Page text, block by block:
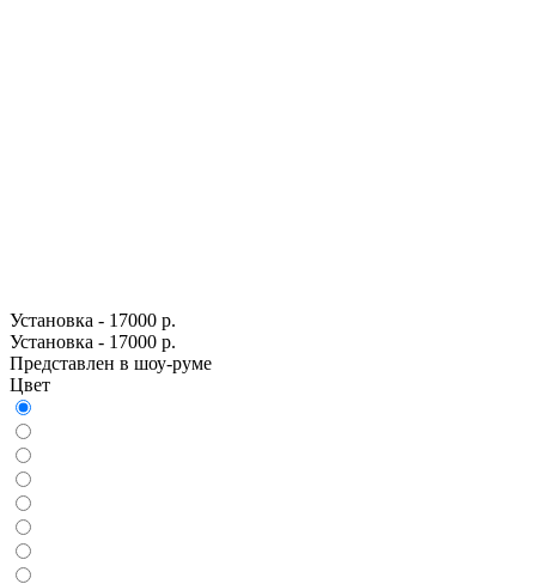
Установка - 17000 р.
Установка - 17000 р.
Представлен в шоу-руме
Цвет